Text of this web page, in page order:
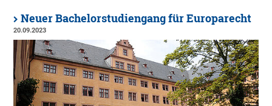
Neuer Bachelorstudiengang für Europarecht
20.09.2023